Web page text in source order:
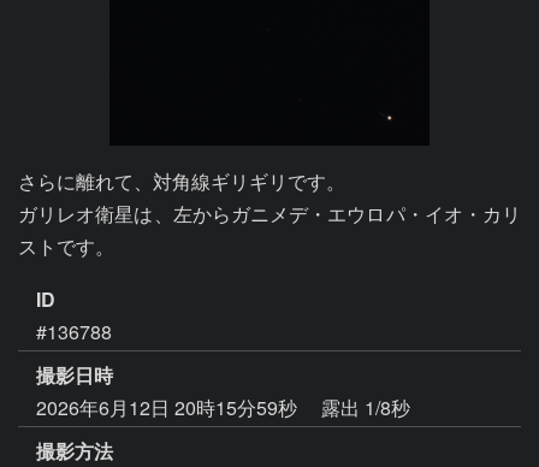
さらに離れて、対角線ギリギリです。
ガリレオ衛星は、左からガニメデ・エウロパ・イオ・カリ
ID
#136788
撮影日時
2026年6月12日 20時15分59秒
露出 1/8秒
撮影方法